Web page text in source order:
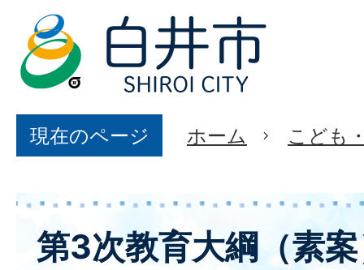
現在のページ ホーム こども
第3次教育大綱（素